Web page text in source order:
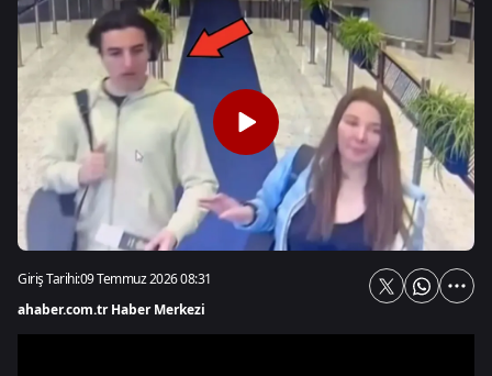
Giriş Tarihi:09 Temmuz 2026 08:31
ahaber.com.tr Haber Merkezi